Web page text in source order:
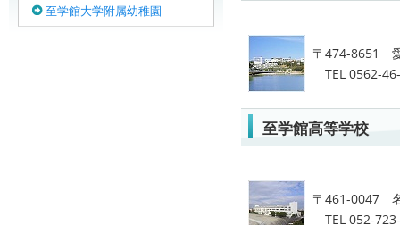
〒474-8651
TEL 0562-
至学館高等学校
〒461-0047
TEL 052-
至学館大学附属幼稚園